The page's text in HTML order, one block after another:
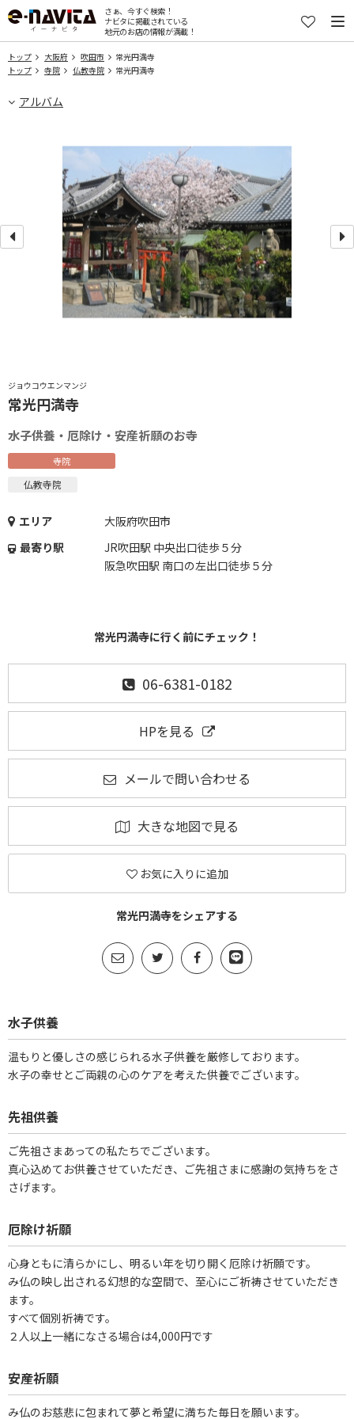
さぁ、今すぐ検索！
ナビタに掲載されている
地元のお店の情報が満載！
トップ 大阪府 吹田市
常光円満寺
トップ
寺院 仏教寺院 常光円満寺
アルバム
ジョウコウエンマンジ
常光円満寺
水子供養・厄除け・安産祈願のお寺
寺院
仏教寺院
エリア
大阪府吹田市
最寄り駅
JR吹田駅 中央出口徒歩５分
阪急吹田駅 南口の左出口徒歩５分
常光円満寺に行く前にチェック！
06-6381-0182
HPを見る
メールで問い合わせる
大きな地図で見る
お気に入りに追加
常光円満寺をシェアする
水子供養
温もりと優しさの感じられる水子供養を厳修しております。
水子の幸せとご両親の心のケアを考えた供養でございます。
先祖供養
ご先祖さまあっての私たちでございます。
真心込めてお供養させていただき、ご先祖さまに感謝の気持ちをさ
さげます。
厄除け祈願
心身ともに清らかにし、明るい年を切り開く厄除け祈願です。
み仏の映し出される幻想的な空間で、至心にご祈祷させていただき
ます。
すべて個別祈祷です。
２人以上一緒になさる場合は4,000円です
安産祈願
み仏のお慈悲に包まれて夢と希望に満ちた毎日を願います。